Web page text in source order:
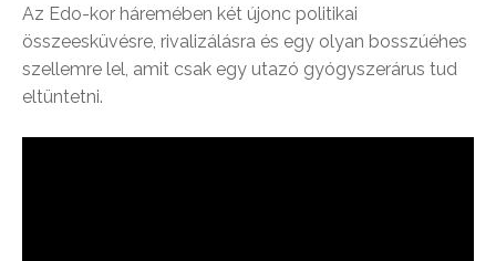
Az Edo-kor háremében két újonc politikai
összeesküvésre, rivalizálásra és egy olyan bosszúéhes
szellemre lel, amit csak egy utazó gyógyszerárus tud
eltüntetni.